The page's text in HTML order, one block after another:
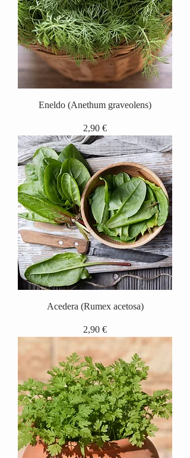
Eneldo (Anethum graveolens)
Precio
2,90 €
Acedera (Rumex acetosa)
Precio
2,90 €